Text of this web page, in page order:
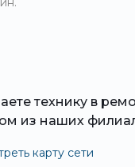
технику в
из наших
карту сети